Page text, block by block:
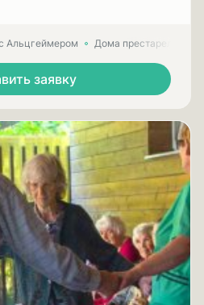
Альцгеймером Дома престарелых
заявку